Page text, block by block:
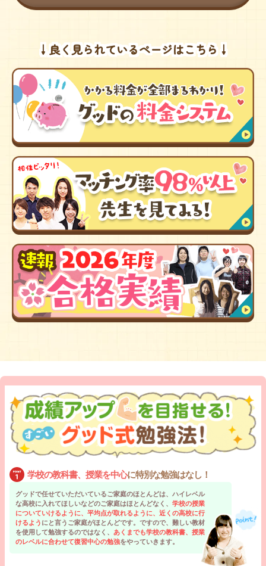
↓良く見られているページはこちら↓
学校の教科書、授業を中心に特別な勉強はなし！
グッドで任せていただいているご家庭のほとんどは、ハイレベル
な高校に入れてほしいなどのご家庭はほとんどなく、 学校の授業
についていけるように、平均点が取れるように、近くの高校に行
けるよう にと言うご家庭がほとんどです。ですので、難しい教材
を使用して勉強するのではなく、 あくまでも学校の教科書、授業
のレベルに合わせて復習中心の勉強をやっていきます。